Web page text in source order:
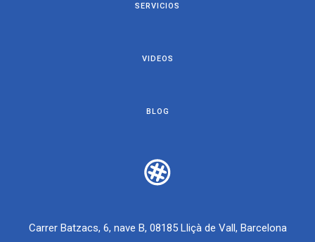
SERVICIOS
VIDEOS
BLOG
Carrer Batzacs, 6, nave B, 08185 Lliçà de Vall, Barcelona